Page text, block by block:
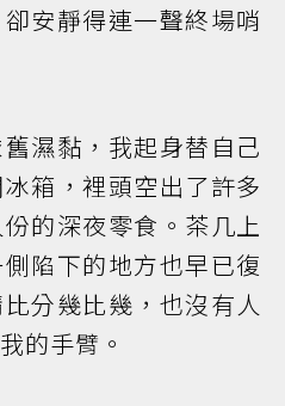
安靜得連一聲終場哨
濕黏，我起身替自己
箱，裡頭空出了許多
的深夜零食。茶几上
陷下的地方也早已復
分幾比幾，也沒有人
的手臂。